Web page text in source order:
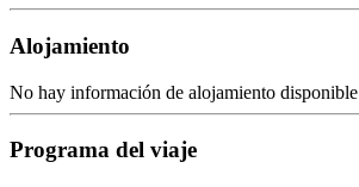
Alojamiento
No hay información de alojamiento disponible
Programa del viaje